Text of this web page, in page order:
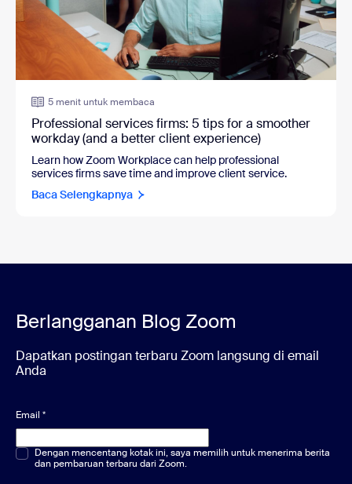
5 menit untuk membaca
Professional services firms: 5 tips for a smoother
workday (and a better client experience)
Learn how Zoom Workplace can help professional
services firms save time and improve client service.
Baca Selengkapnya
Berlangganan Blog Zoom
Dapatkan postingan terbaru Zoom langsung di email
Anda
Email *
Pilihan ganda atau tunggal*
Dengan mencentang kotak ini, saya memilih untuk menerima berita
dan pembaruan terbaru dari Zoom.